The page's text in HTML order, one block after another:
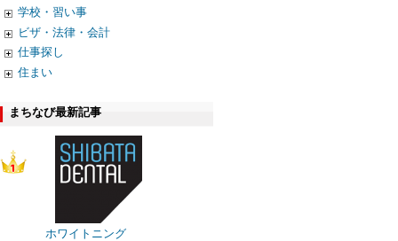
学校・習い事
ビザ・法律・会計
仕事探し
住まい
まちなび最新記事
ホワイトニング